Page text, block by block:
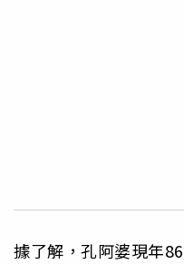
據了解，孔阿婆現年